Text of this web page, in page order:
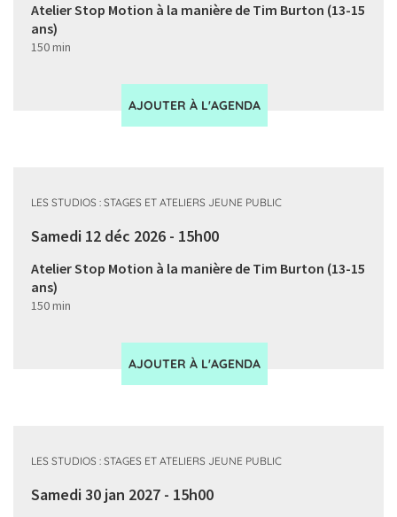
Atelier Stop Motion à la manière de Tim Burton (13-15
ans)
150 min
AJOUTER À L'AGENDA
LES STUDIOS : STAGES ET ATELIERS JEUNE PUBLIC
Samedi 12 déc 2026 - 15h00
Atelier Stop Motion à la manière de Tim Burton (13-15
ans)
150 min
AJOUTER À L'AGENDA
LES STUDIOS : STAGES ET ATELIERS JEUNE PUBLIC
Samedi 30 jan 2027 - 15h00